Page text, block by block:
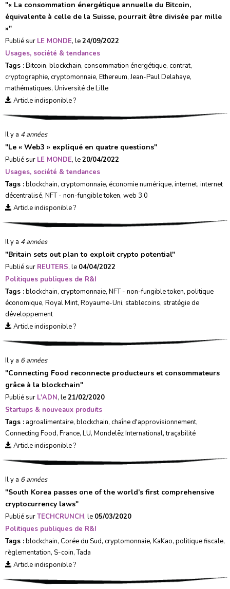
"« La consommation énergétique annuelle du Bitcoin,
équivalente à celle de la Suisse, pourrait être divisée par mille
»"
Publié sur LE MONDE, le24/09/2022
Usages, société & tendances
Tags :Bitcoin, blockchain, consommation énergétique, contrat,
cryptographie, cryptomonnaie, Ethereum,Jean-Paul Delahaye,
mathématiques, Université de Lille
Article indisponible ?
Il y a 4 années
"Le « Web3 » expliqué en quatre questions"
Publié sur LE MONDE, le20/04/2022
Usages, société & tendances
Tags :blockchain, cryptomonnaie, économie numérique, internet, internet
décentralisé, NFT - non-fungible token, web 3.0
Article indisponible ?
Il y a 4 années
"Britain sets out plan to exploit crypto potential"
Publié sur REUTERS, le 04/04/2022
Politiques publiques de R&I
Tags :blockchain, cryptomonnaie, NFT - non-fungible token, politique
économique, Royal Mint, Royaume-Uni, stablecoins, stratégie de
développement
Article indisponible ?
Il y a 6 années
"Connecting Food reconnecte producteurs et consommateurs
grâce à la blockchain"
Publié sur L'ADN, le21/02/2020
Startups & nouveaux produits
Tags : agroalimentaire, blockchain, chaîne d'approvisionnement,
Connecting Food, France, LU, Mondelēz International,traçabilité
Article indisponible ?
Il y a 6 années
"South Korea passes one of the world’s first comprehensive
cryptocurrency laws"
Publié surTECHCRUNCH, le 05/03/2020
Politiques publiques de R&I
Tags :blockchain, Corée du Sud, cryptomonnaie, KaKao, politique fiscale,
règlementation, S-coin,Tada
Article indisponible ?